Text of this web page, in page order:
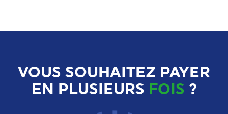
VOUS SOUHAITEZ PAYER
EN PLUSIEURS FOIS ?